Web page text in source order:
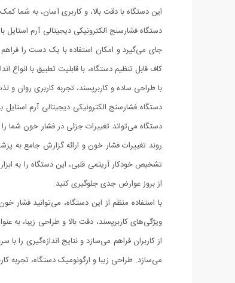
این دستگاه با دقت بالا، و کاربری آسان، به شما
دستگاه فشارسنج الکترونیکی دیجیتالی آرم
با طراحی ساده و کاربرپسند، تجربه کاربری روان و
دستگاه فشارسنج الکترونیکی دیجیتالی آرم
روند تغییرات فشار خون و ارائه گزارش جامع به
تشخیص خودکار آریتمی قلبی، این دستگاه را به
از بروز عوارض جدی جلوگیری کنید.
با استفاده منظم از این دستگاه، می‌توانید فشار
ویژگی‌های کاربرپسند، دقت بالا و طراحی زیبا،
از کاربران فراهم می‌سازد و نتایج اندازه‌گیری را
می‌سازد. طراحی زیبا و ارگونومیک دستگاه، تجربه